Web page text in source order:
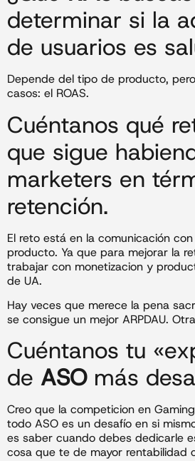
determinar si la
de usuarios es
Depende del tipo de producto,
casos: el ROAS.
Cuéntanos qué
que sigue
marketers en
retención.
El reto está en la comunicación
producto. Ya que para mejorar la
trabajar con monetizacion y
de UA.
Hay veces que merece la pena
se consigue un mejor ARPDAU.
Cuéntanos tu
de ASO más
Creo que la competicion en
todo ASO es un desafío en si
es saber cuando debes dedicarle
cosa que te de mayor rentabilidad